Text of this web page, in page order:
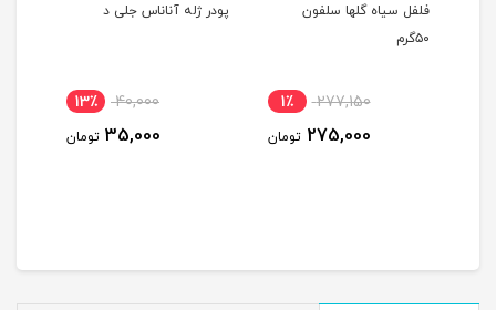
فلفل سیاه گلها سلفون
۵۰گرم
277,150 1٪
275,000 تومان
پودر ژله آناناس جلی د
40,000 13٪
35,000 تومان